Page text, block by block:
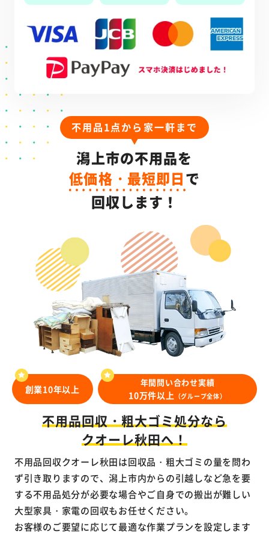
不用品1点から家一軒まで
潟上市の不用品を
低価格・最短即日で
回収します！
創業10年以上
年間問い合わせ実績
10万件以上 （グループ全体）
不用品回収・粗大ゴミ処分なら
クオーレ秋田へ！
不用品回収クオーレ秋田は回収品・粗大ゴミの量を問わ
ず引き取りますので、潟上市内からの引越しなど急を要
する不用品処分が必要な場合やご自身での搬出が難しい
大型家具・家電の回収もお任せください。
お客様のご要望に応じて最適な作業プランを設定します